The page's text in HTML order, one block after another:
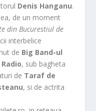
Denis Hanganu.
de un moment
din Bucurestiul de
interbelice
de Big Band-ul
, sub bagheta
de Taraf de
, si de actrita